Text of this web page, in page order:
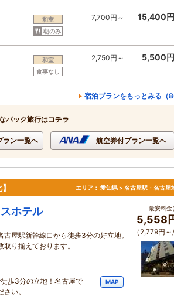
和室
朝のみ
7,700円～ 15,400
和室
食事なし
2,750円～ 5,500
宿泊プランをもっとみる（8
パック旅行はコチラ
ラン一覧へ 航空券付プラン一覧へ
エリア： 愛知県 > 名古屋駅・名古屋
ホテル
屋駅新幹線口から徒歩3分の好立地。
り揃えております。
歩3分の立地！名古屋で
い。
MAP
最安料金
5,558
（2,779円～/